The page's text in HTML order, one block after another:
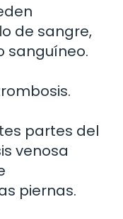
de sangre,
sanguíneo.
partes del
venosa
piernas.